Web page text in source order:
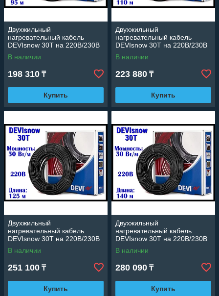
Двухжильный
нагревательный кабель
DEVIsnow 30T на 220В/230В
- 95 м. (DTCE-30, длина: 95
м., мощность: 2930 Вт)
В наличии
198 310 ₸
Купить
Двухжильный
нагревательный кабель
DEVIsnow 30T на 220В/230В
- 110 м. (DTCE-30, мощность:
3290 Вт)
В наличии
223 880 ₸
Купить
Двухжильный
нагревательный кабель
DEVIsnow 30T на 220В/230В
- 125 м. (DTCE-30,
мощность: 3680 Вт)
В наличии
251 100 ₸
Купить
Двухжильный
нагревательный кабель
DEVIsnow 30T на 220В/230В
- 140 м. (DTCE-30,
мощность:4110 Вт)
В наличии
280 090 ₸
Купить